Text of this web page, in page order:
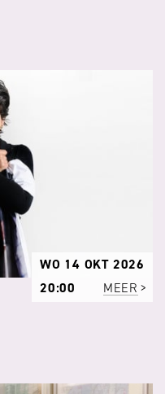
WO 14 OKT 2026
20:00
MEER